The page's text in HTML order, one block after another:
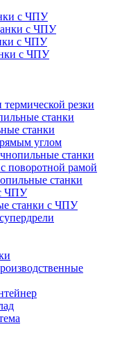
с ЧПУ
с ЧПУ
с ЧПУ
с ЧПУ
резки
станки
станки
углом
станки
поворотной рамой
станки
ЧПУ
станки с ЧПУ